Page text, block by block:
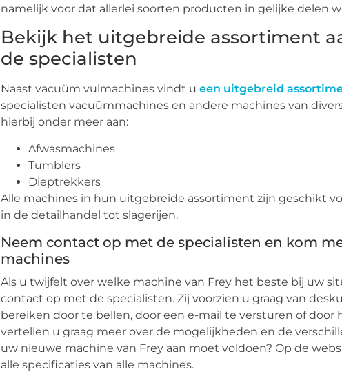
namelijk voor dat allerlei soorten producten in gelijke delen
Bekijk het uitgebreide assortiment
de specialisten
Naast vacuüm vulmachines vindt u een uitgebreid
specialisten vacuümmachines en andere machines van
hierbij onder meer aan:
Afwasmachines
Tumblers
Dieptrekkers
Alle machines in hun uitgebreide assortiment zijn geschikt
in de detailhandel tot slagerijen.
Neem contact op met de specialisten en kom
machines
Als u twijfelt over welke machine van Frey het beste bij uw
contact op met de specialisten. Zij voorzien u graag van
bereiken door te bellen, door een e-mail te versturen of
vertellen u graag meer over de mogelijkheden en de
uw nieuwe machine van Frey aan moet voldoen? Op de
alle specificaties van alle machines.